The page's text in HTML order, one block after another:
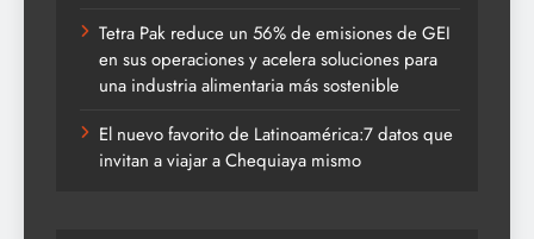
Tetra Pak reduce un 56% de emisiones de GEI
en sus operaciones y acelera soluciones para
una industria alimentaria más sostenible
El nuevo favorito de Latinoamérica:7 datos que
invitan a viajar a Chequiaya mismo